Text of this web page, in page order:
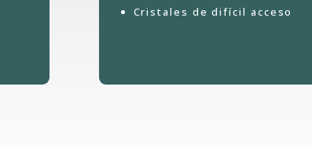
Cristales de difícil acceso